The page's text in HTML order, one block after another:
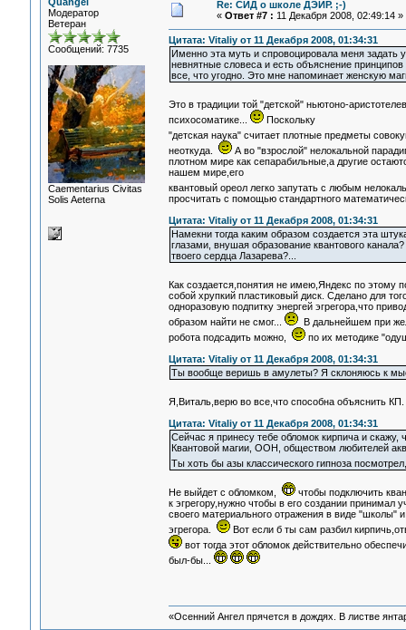
Модератор
Ветеран
Сообщений: 7735
Сaementarius Civitas
Solis Aeterna
Re: СИД о школе ДЭИР. ;-)
« Ответ #7 : 11 Декабря 2008, 02:49:14 »
Цитата: Vitaliy от 11 Декабря 2008, 01:34:31
Именно эта муть и спровоцировала меня задать
невнятные словеса и есть объяснение
все, что угодно. Это мне напоминает женскую
Это в традиции той "детской" ньютоно-
психосоматике...
Поскольку
"детская наука" считает плотные предметы
неоткуда.
А во "взрослой" нелокальной
плотном мире как сепарабильные,а другие
нашем мире,его
квантовый ореол легко запутать с любым
просчитать с помощью стандартного
Цитата: Vitaliy от 11 Декабря 2008, 01:34:31
Намекни тогда каким образом создается эта
глазами, внушая образование квантового
твоего сердца Лазарева?...
Как создается,понятия не имею,Яндекс по этому
собой хрупкий пластиковый диск. Сделано для
одноразовую подпитку энергей эгрегора,что
образом найти не смог...
В дальнейшем при
робота подсадить можно,
по их методике
Цитата: Vitaliy от 11 Декабря 2008, 01:34:31
Ты вообще веришь в амулеты? Я склоняюсь к
Я,Виталь,верю во все,что способна объяснить
Цитата: Vitaliy от 11 Декабря 2008, 01:34:31
Сейчас я принесу тебе обломок кирпича и скажу,
Квантовой магии, ООН, обществом любителей
Ты хоть бы азы классического гипноза
Не выйдет с обломком,
чтобы подключить
к эгрегору,нужно чтобы в его создании принимал
своего материального отражения в виде
эгрегора.
Вот если б ты сам разбил
вот тогда этот обломок действительно
был-бы...
«Осенний Ангел прячется в дождях. В листве